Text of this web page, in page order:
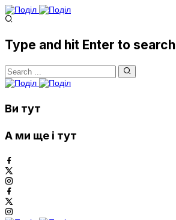
Type and hit Enter to search
Ви тут
А ми ще і тут